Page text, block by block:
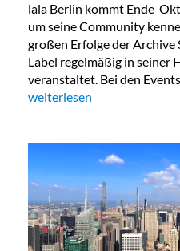
lala Berlin kommt Ende
um seine Community
großen Erfolge der Archive
Label regelmäßig in seiner
veranstaltet. Bei den
„Lala Berlin Flash Sale in
weiterlesen